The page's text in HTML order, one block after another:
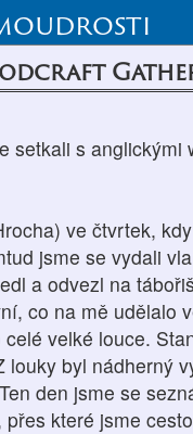
s anglickými
ve čtvrtek,
jsme se vydali
a odvezl na
co na mě udělalo
velké louce.
byl nádherný
den jsme se
které jsme